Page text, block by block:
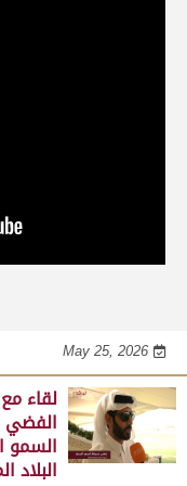
لقاء مع جابر بن
بالسيف الذهبي للحيل
May 25, 2026
لقاء
الفضي
السمو
البلاد